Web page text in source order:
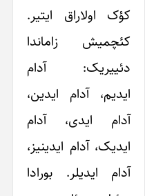
کؤک اولاراق ایتیر.
کئچمیش زاماندا
دئییریک: آدام
ایدیم، آدام ایدین،
آدام ایدی، آدام
ایدیک، آدام ایدینیز،
آدام ایدیلر. بورادا